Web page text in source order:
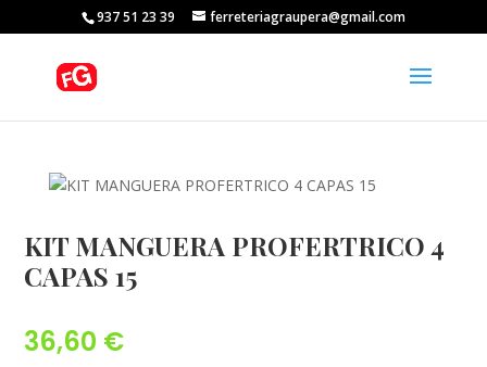
937 51 23 39 ferreteriagraupera@gmail.com
KIT MANGUERA PROFERTRICO 4
CAPAS 15
36,60 €